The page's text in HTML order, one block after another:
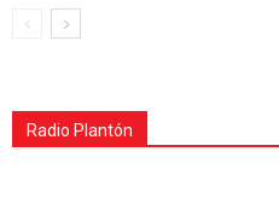
Radio Plantón